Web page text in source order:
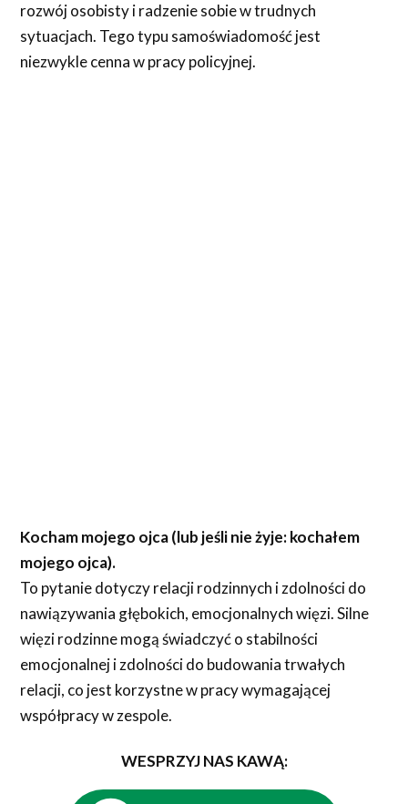
rozwój osobisty i radzenie sobie w trudnych
sytuacjach. Tego typu samoświadomość jest
niezwykle cenna w pracy policyjnej.
Kocham mojego ojca (lub jeśli nie żyje: kochałem
mojego ojca).
To pytanie dotyczy relacji rodzinnych i zdolności do
nawiązywania głębokich, emocjonalnych więzi. Silne
więzi rodzinne mogą świadczyć o stabilności
emocjonalnej i zdolności do budowania trwałych
relacji, co jest korzystne w pracy wymagającej
współpracy w zespole.
WESPRZYJ NAS KAWĄ: